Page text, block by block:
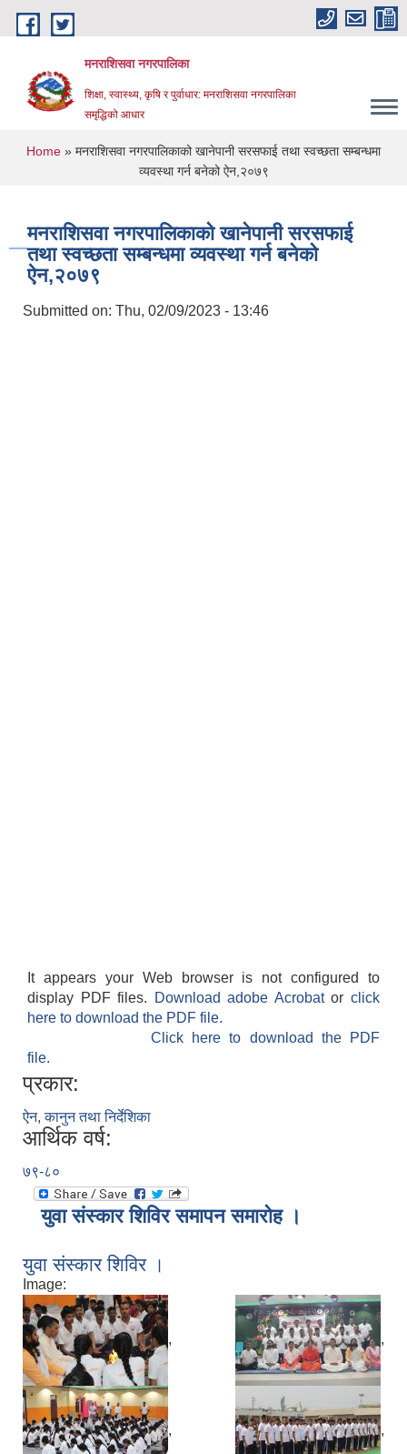
Skip to main content
मनराशिसवा नगरपालिका
शिक्षा, स्वास्थ्य, कृषि र पुर्वाधार: मनराशिसवा नगरपालिका
समृद्धिको आधार
You are here
Home » मनराशिसवा नगरपालिकाको खानेपानी सरसफाई तथा स्वच्छता सम्बन्धमा
व्यवस्था गर्न बनेको ऐन,२०७९
मनराशिसवा नगरपालिकाको खानेपानी सरसफाई
तथा स्वच्छता सम्बन्धमा व्यवस्था गर्न बनेको
ऐन,२०७९
Submitted on: Thu, 02/09/2023 - 13:46
It appears your Web browser is not configured to
display PDF files.
Download adobe Acrobatorclick
here to download the PDF file.
Click here to download the PDF
file.
प्रकार:
ऐन, कानुन तथा निर्देशिका
आर्थिक वर्ष:
७९-८०
युवा संस्कार शिविर समापन समारोह ।
युवा संस्कार शिविर ।
Image:
, ,
, ,